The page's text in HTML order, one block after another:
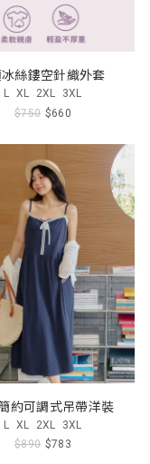
絲鏤空針織外套
L XL 2XL 3XL
$750 $660
約可調式吊帶洋裝
L XL 2XL 3XL
$890 $783